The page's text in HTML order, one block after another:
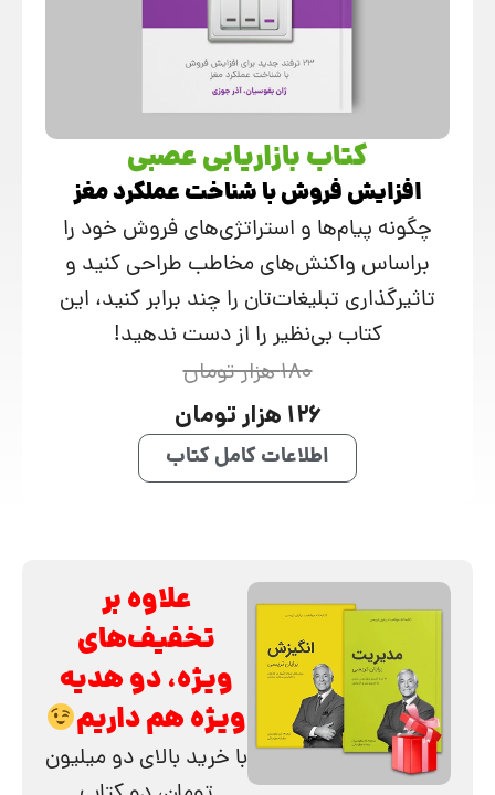
کتاب بازاریابی عصبی
افزایش فروش با شناخت عملکرد مغز
چگونه پیام‌ها و استراتژی‌های فروش خود را
براساس واکنش‌های مخاطب طراحی کنید و
تاثیرگذاری تبلیغات‌تان را چند برابر کنید، این
کتاب بی‌نظیر را از دست ندهید!
180 هزار تومان
126 هزار تومان
اطلاعات کامل کتاب
علاوه بر
تخفیف‌های
ویژه، دو هدیه
ویژه هم داریم
با خرید بالای دو میلیون